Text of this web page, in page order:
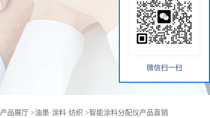
产品展厅 >油墨·涂料·纺织 >智能涂料分配仪产品直销
微信扫一扫